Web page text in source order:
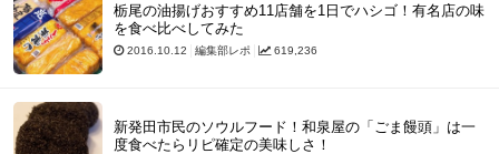
栃尾の油揚げおすすめ11店舗を1日でハシゴ！有名店の味
を食べ比べしてみた
2016.10.12 編集部レポ 619,236
新発田市民のソウルフード！和泉屋の「ごま饅頭」は一
度食べたらリピ確定の美味しさ！